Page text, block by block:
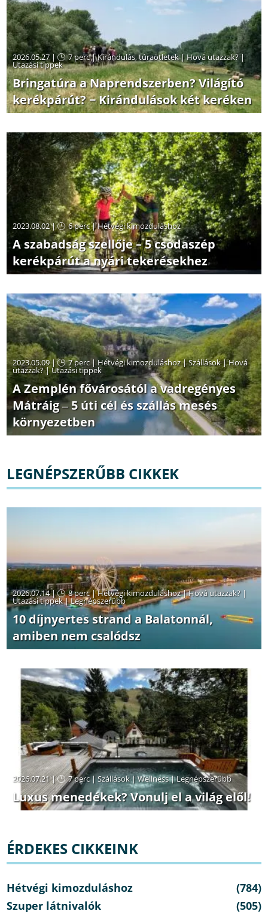
2026.05.27 | 7 perc|Kirándulás, túraötletek|Hová utazzak?|
Utazási tippek
Bringatúra a Naprendszerben? Világító
kerékpárút? − Kirándulások két keréken
2023.08.02 | 6 perc|Hétvégi kimozduláshoz
A szabadság szellője – 5 csodaszép
kerékpárút a nyári tekerésekhez
2023.05.09 | 7 perc| Hétvégi kimozduláshoz|Szállások|Hová
utazzak?|Utazási tippek
A Zemplén fővárosától a vadregényes
Mátráig ‒ 5 úti cél és szállás mesés
környezetben
LEGNÉPSZERŰBB CIKKEK
2026.07.14 | 8 perc|Hétvégi kimozduláshoz|Hová utazzak? |
Utazási tippek|Legnépszerűbb
10 díjnyertes strand a Balatonnál,
amiben nem csalódsz
2026.07.21 | 7 perc|Szállások|Wellness|Legnépszerűbb
Luxus menedékek? Vonulj el a világ elől!
ÉRDEKES CIKKEINK
Hétvégi kimozduláshoz
(784)
Szuper látnivalók
(505)